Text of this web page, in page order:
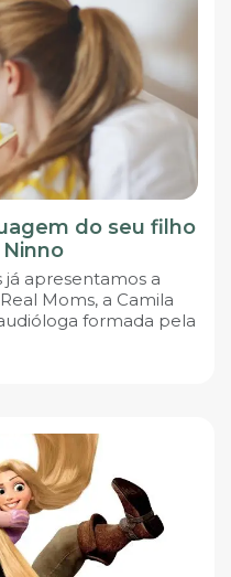
do seu filho
Ninno
já apresentamos a
Moms, a Camila
formada pela